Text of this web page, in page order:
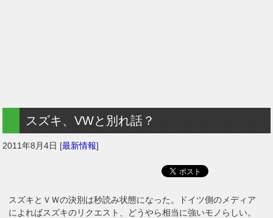
スズキ、VWと別れ話？
2011年8月4日 [最新情報]
スズキとＶＷの決別は秒読み状態になった。ドイツ側のメディア
によればスズキのリクエスト、どうやら相当に強いモノらしい。